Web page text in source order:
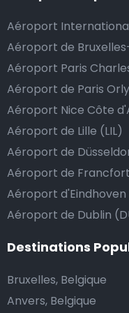
La manière la plus
le prix de la course au
au chauffeur de ne
avoir donné un billet
course.
Combien coûte
L’un des plus gros
d’aéroport proposés
pas de frais
taxi de nuit, ni de
Aéroport
Aéroport de
Aéroport Paris
Aéroport de Paris
Aéroport Nice Côte
Aéroport de Lille (LIL)
Aéroport de
Aéroport de
Aéroport d'Eindhoven
Aéroport de Dublin
Destinations
Bruxelles, Belgique
Anvers, Belgique